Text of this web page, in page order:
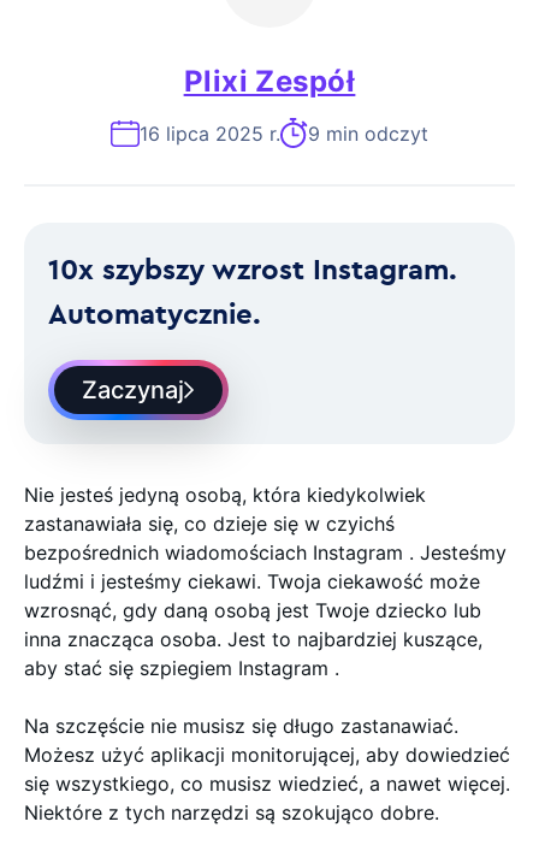
Plixi Zespół
16 lipca 2025 r. 9 min odczyt
10x szybszy wzrost Instagram.
Automatycznie.
Zaczynaj
Nie jesteś jedyną osobą, która kiedykolwiek
zastanawiała się, co dzieje się w czyichś
bezpośrednich wiadomościach Instagram . Jesteśmy
ludźmi i jesteśmy ciekawi. Twoja ciekawość może
wzrosnąć, gdy daną osobą jest Twoje dziecko lub
inna znacząca osoba. Jest to najbardziej kuszące,
aby stać się szpiegiem Instagram .
Na szczęście nie musisz się długo zastanawiać.
Możesz użyć aplikacji monitorującej, aby dowiedzieć
się wszystkiego, co musisz wiedzieć, a nawet więcej.
Niektóre z tych narzędzi są szokująco dobre.